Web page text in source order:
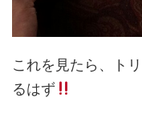
これを見たら、ト
るはず